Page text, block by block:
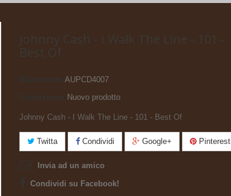
Johnny Cash - I Walk The Line - 101 -
Best Of
Riferimento
AUPCD4007
Nuovo prodotto
Johnny Cash - I Walk The Line - 101 - Best Of
Twitta Condividi Google+ Pinterest
Invia ad un amico
Condividi su Facebook!